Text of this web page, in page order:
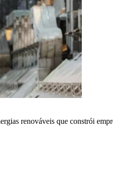
renováveis que constrói